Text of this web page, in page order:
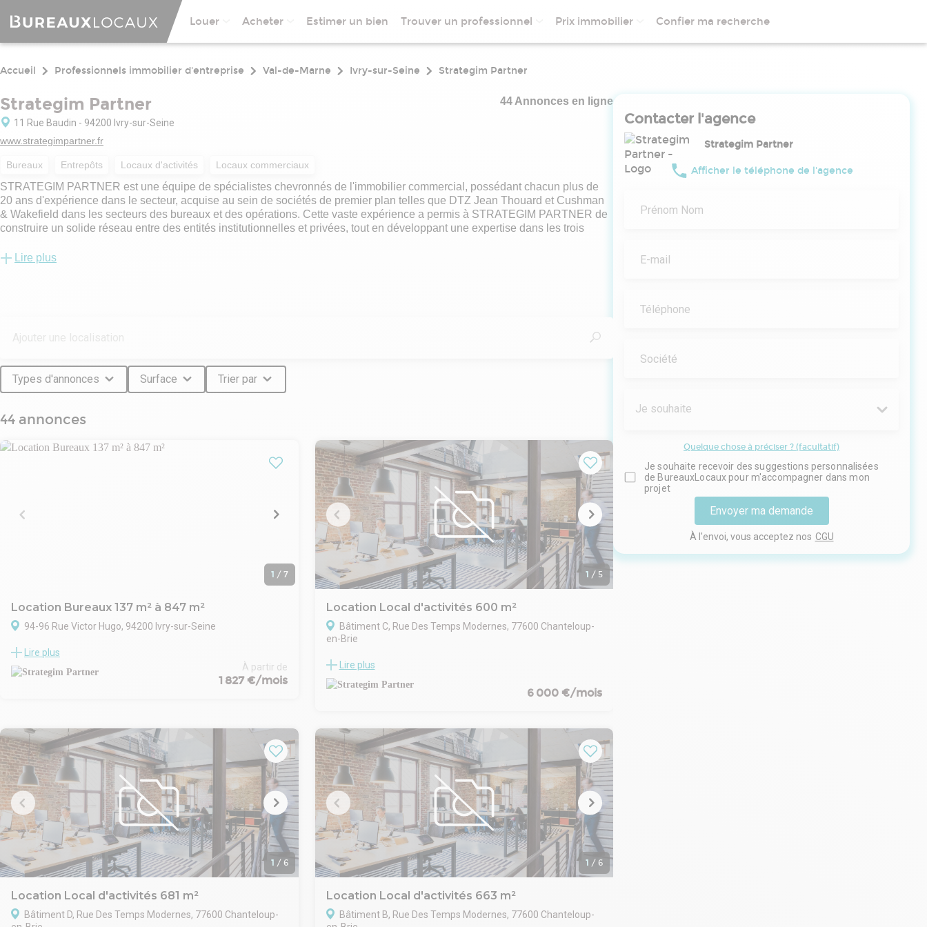
Louer Acheter Estimer un bien Trouver un professionnel Prix immobilier Confier ma recherche
Accueil Professionnels immobilier d'entreprise Val-de-Marne Ivry-sur-Seine Strategim Partner
Strategim Partner
11 Rue Baudin - 94200 Ivry-sur-Seine
www.strategimpartner.fr
44 Annonces en ligne
Bureaux Entrepôts Locaux d'activités Locaux commerciaux
STRATEGIM PARTNER est une équipe de spécialistes chevronnés de l'immobilier commercial, possédant chacun plus de
20 ans d'expérience dans le secteur, acquise au sein de sociétés de premier plan telles que DTZ Jean Thouard et Cushman
& Wakefield dans les secteurs des bureaux et des opérations. Cette vaste expérience a permis à STRATEGIM PARTNER de
construire un solide réseau entre des entités institutionnelles et privées, tout en développant une expertise dans les trois
les clients ayant des propriétés dans d'autres régions selon leurs besoins.
Sur son site Web, STRATEGIM PARTNER propose une sélection organisée d'annonces immobilières, avec des opportunités
supplémentaires
Lire plus
Types d'annonces Surface Trier par
44 annonces
1 / 7
Location Bureaux 137 m² à 847 m²
94-96 Rue Victor Hugo, 94200 Ivry-sur-Seine
Cet ensemble immobilier rénové propose jusqu’à 847 m² de
bureaux à louer, divisibles à partir de 137 m². Les espaces
offrent un cadre fonctionnel et moderne, adapté aux
l’autoroute A4, ainsi que de nombreux transports en commun,
facilitant les déplacements professionnels.
Lire plus
À partir de
1 827 €/mois
1 / 5
Location Local d'activités 600 m²
Bâtiment C, Rue Des Temps Modernes, 77600 Chanteloup-
en-Brie
composé de sept bâtiments indépendants, appelés «?
Veellas?», chacun destiné à être occupé par un monolocataire.
Ces structures sont certifiées BREEAM Very Good, attestant de
est intégré dans un cadre verdoyant, agrémenté de corridors
végétaux favorisant la biodiversité. Les charpentes en bois
confèrent une atmosphère chaleureuse à cet environnement
de travail. ?
L’emplacement stratégique permet un accès rapide aux
infrastructures de transport, notamment le RER A, facilitant les
déplacements des salariés et clients.
Lire plus
6 000 €/mois
1 / 6
Location Local d'activités 681 m²
Bâtiment D, Rue Des Temps Modernes, 77600 Chanteloup-
1 / 6
Location Local d'activités 663 m²
Bâtiment B, Rue Des Temps Modernes, 77600 Chanteloup-
Contacter l'agence
Strategim Partner
Afficher le téléphone de l'agence
Prénom Nom
E-mail
Téléphone
Société
Je souhaite
Quelque chose à préciser ? (facultatif)
Je souhaite recevoir des suggestions personnalisées
de BureauxLocaux pour m'accompagner dans mon
projet
Envoyer ma demande
À l'envoi, vous acceptez nos CGU